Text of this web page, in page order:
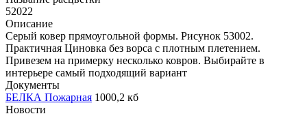
52022
Описание
Серый ковер прямоугольной формы. Рисунок 53002.
Практичная Циновка без ворса с плотным плетением.
Привезем на примерку несколько ковров. Выбирайте в
интерьере самый подходящий вариант
Документы
БЕЛКА Пожарная 1000,2 кб
Новости